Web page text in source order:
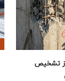
تشخیص